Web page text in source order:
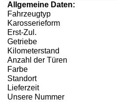
Allgemeine Daten:
Fahrzeugtyp
Karosserieform
Erst-Zul.
Getriebe
Kilometerstand
Anzahl der Türen
Farbe
Standort
Lieferzeit
Unsere Nummer